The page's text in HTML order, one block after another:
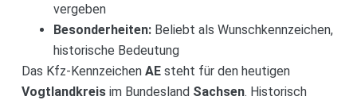
vergeben
Besonderheiten:Beliebt als Wunschkennzeichen,
historische Bedeutung
Das Kfz-Kennzeichen AEsteht für den heutigen
Vogtlandkreisim Bundesland Sachsen. Historisch